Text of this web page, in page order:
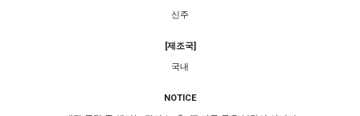
신주
[제조국]
국내
NOTICE